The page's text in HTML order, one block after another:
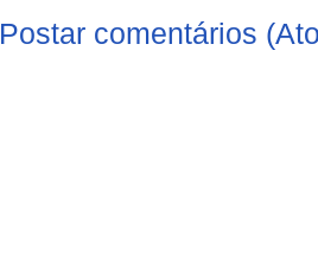
Postar comentários